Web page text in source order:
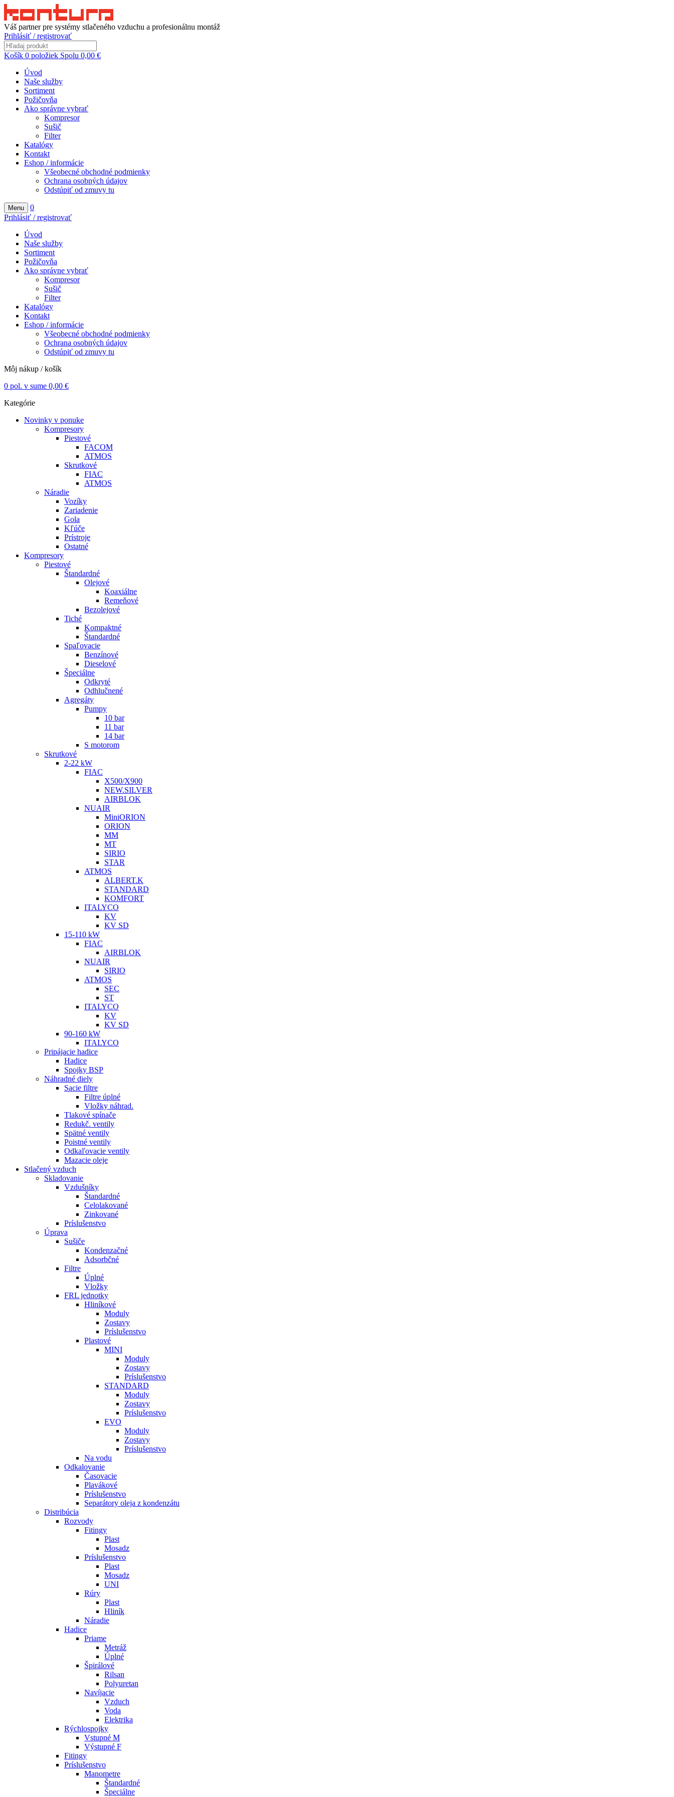
Váš partner pre systémy stlačeného vzduchu a profesionálnu montáž
Prihlásiť / registrovať
Košík 0 položiek Spolu 0,00 €
Úvod
Naše služby
Sortiment
Požičovňa
Ako správne vybrať
Kompresor
Sušič
Filter
Katalógy
Kontakt
Eshop / informácie
Všeobecné obchodné podmienky
Ochrana osobných údajov
Odstúpiť od zmuvy tu
Menu
0
Prihlásiť / registrovať
Úvod
Naše služby
Sortiment
Požičovňa
Ako správne vybrať
Kompresor
Sušič
Filter
Katalógy
Kontakt
Eshop / informácie
Všeobecné obchodné podmienky
Ochrana osobných údajov
Odstúpiť od zmuvy tu
Môj nákup / košík
0 pol. v sume 0,00 €
Kategórie
Novinky v ponuke
Kompresory
Piestové
FACOM
ATMOS
Skrutkové
FIAC
ATMOS
Náradie
Vozíky
Zariadenie
Gola
Kľúče
Prístroje
Ostatné
Kompresory
Piestové
Štandardné
Olejové
Koaxiálne
Remeňové
Bezolejové
Tiché
Kompaktné
Štandardné
Spaľovacie
Benzínové
Dieselové
Špeciálne
Odkryté
Odhlučnené
Agregáty
Pumpy
10 bar
11 bar
14 bar
S motorom
Skrutkové
2-22 kW
FIAC
X500/X900
NEW.SILVER
AIRBLOK
NUAIR
MiniORION
ORION
MM
MT
SIRIO
STAR
ATMOS
ALBERT.K
STANDARD
KOMFORT
ITALYCO
KV
KV SD
15-110 kW
FIAC
AIRBLOK
NUAIR
SIRIO
ATMOS
SEC
ST
ITALYCO
KV
KV SD
90-160 kW
ITALYCO
Pripájacie hadice
Hadice
Spojky BSP
Náhradné diely
Sacie filtre
Filtre úplné
Vložky náhrad.
Tlakové spínače
Redukč. ventily
Spätné ventily
Poistné ventily
Odkaľovacie ventily
Mazacie oleje
Stlačený vzduch
Skladovanie
Vzdušníky
Štandardné
Celolakované
Zinkované
Príslušenstvo
Úprava
Sušiče
Kondenzačné
Adsorbčné
Filtre
Úplné
Vložky
FRL jednotky
Hliníkové
Moduly
Zostavy
Príslušenstvo
Plastové
MINI
Moduly
Zostavy
Príslušenstvo
STANDARD
Moduly
Zostavy
Príslušenstvo
EVO
Moduly
Zostavy
Príslušenstvo
Na vodu
Odkalovanie
Časovacie
Plavákové
Príslušenstvo
Separátory oleja z kondenzátu
Distribúcia
Rozvody
Fitingy
Plast
Mosadz
Príslušenstvo
Plast
Mosadz
UNI
Rúry
Plast
Hliník
Náradie
Hadice
Priame
Metráž
Úplné
Špirálové
Rilsan
Polyuretan
Navíjacie
Vzduch
Voda
Elektrika
Rýchlospojky
Vstupné M
Výstupné F
Fitingy
Príslušenstvo
Manometre
Štandardné
Špeciálne